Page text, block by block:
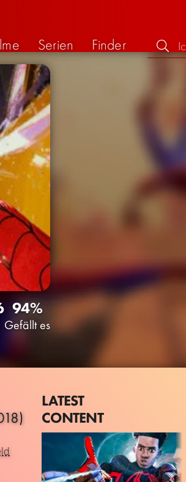
Serien Finder
94%
Gefällt es
LATEST
CONTENT